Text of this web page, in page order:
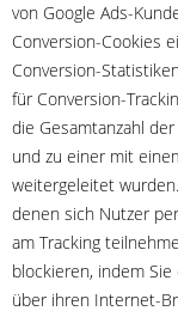
von Google Ads-
Conversion-Cookies
Conversion-
für Conversion-
die Gesamtanzahl
und zu einer mit
weitergeleitet
denen sich Nutzer
am Tracking
blockieren, indem Sie
über ihren Internet-